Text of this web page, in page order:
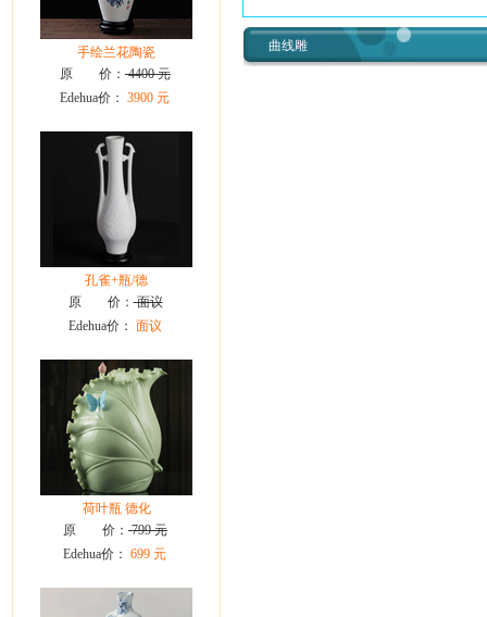
手绘兰花陶瓷
原 价： 4400 元
Edehua价： 3900 元
孔雀+瓶/德
原 价：面议
Edehua价： 面议
荷叶瓶 德化
原 价： 799 元
Edehua价： 699 元
曲线雕